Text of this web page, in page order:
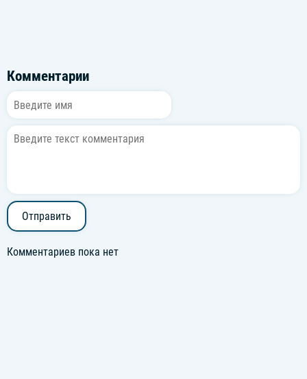
Комментарии
Отправить
Комментариев пока нет